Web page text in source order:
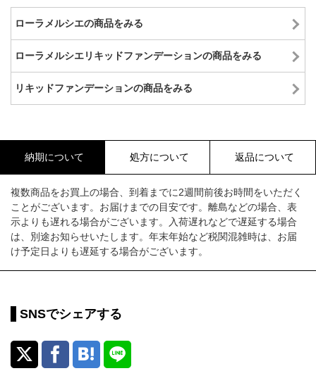
ローラメルシエの商品をみる
ローラメルシエリキッドファンデーションの商品をみる
リキッドファンデーションの商品をみる
納期について 処方について 返品について
複数商品をお買上の場合、到着までに2週間前後お時間をいただく
ことがございます。お届けまでの目安です。離島などの場合、表
示よりも遅れる場合がございます。入荷遅れなどで遅延する場合
は、別途お知らせいたします。年末年始など税関混雑時は、お届
け予定日よりも遅延する場合がございます。
SNSでシェアする